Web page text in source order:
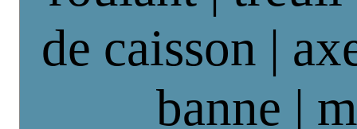
de caisson |
banne |